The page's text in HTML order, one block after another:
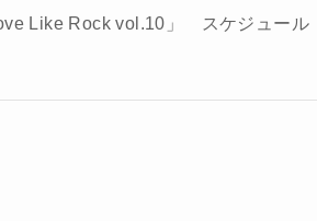
Like Rock vol.10」 スケジュール